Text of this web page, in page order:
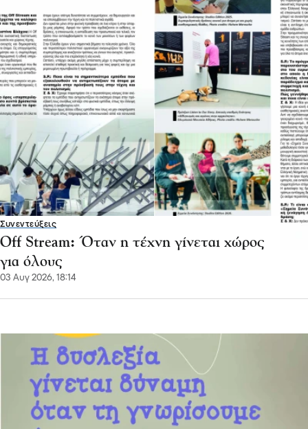
Συνεντεύξεις
Off Stream: Όταν η τέχνη γίνεται χώρος
για όλους
03 Αυγ 2026, 18:14